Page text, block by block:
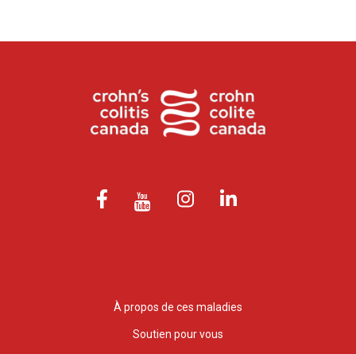
À propos de ces maladies
Soutien pour vous